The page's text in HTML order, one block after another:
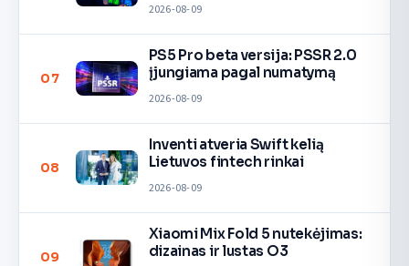
2026-08-09
07
PS5 Pro beta versija: PSSR 2.0
įjungiama pagal numatymą
2026-08-09
08
Inventi atveria Swift kelią
Lietuvos fintech rinkai
2026-08-09
09
Xiaomi Mix Fold 5 nutekėjimas:
dizainas ir lustas O3